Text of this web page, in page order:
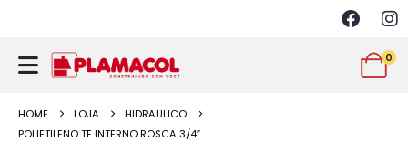
0
HOME LOJA
HIDRAULICO
POLIETILENO TE INTERNO ROSCA 3/4″